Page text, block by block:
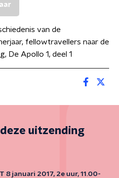
van de
fellowtravellers naar de
De Apollo 1, deel 1
uitzending
8 januari 2017, 2e uur, 11.00-